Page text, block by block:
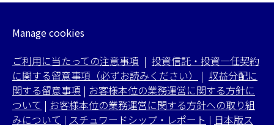
Manage cookies
ご利用に当たっての注意事項 | 投資信託・投資一任契約
に関する留意事項（必ずお読みください）
| 収益分配に
関する留意事項 | お客様本位の業務運営に関する方針に
ついて | お客様本位の業務運営に関する方針への取り組
みについて | スチュワードシップ・レポート | 日本版ス